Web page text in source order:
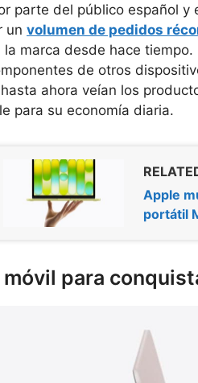
parte del público español
un volumen de pedidos
marca desde hace
de otros
ahora veían los
para su economía diaria.
Apple
portátil
móvil para